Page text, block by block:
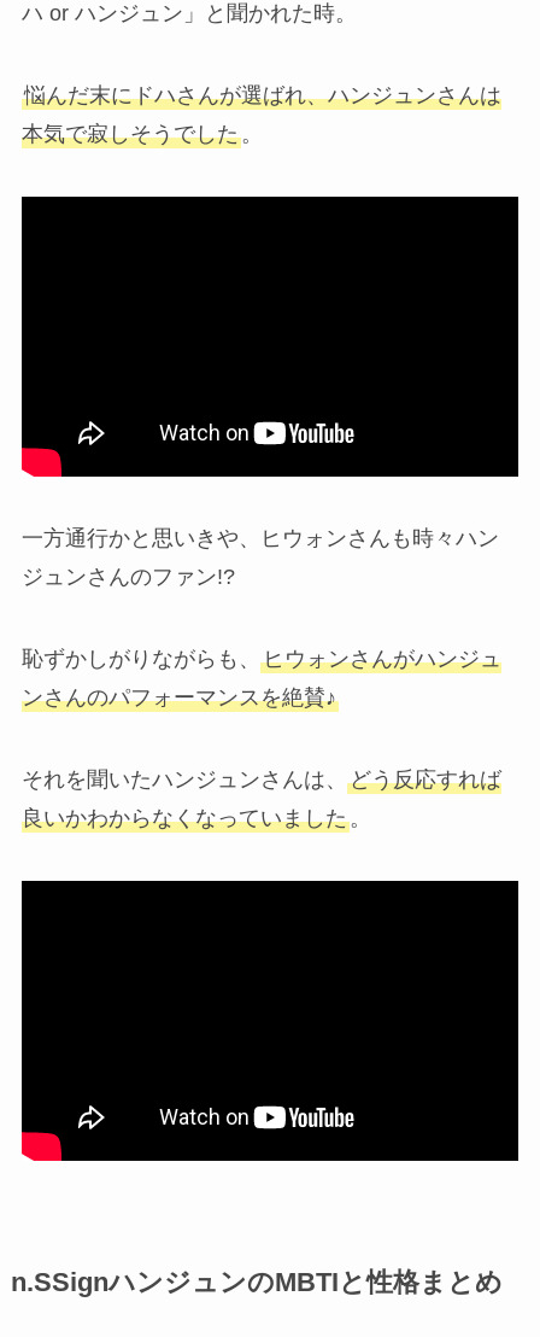
ハ or ハンジュン」と聞かれた時。
悩んだ末にドハさんが選ばれ、ハンジュンさんは
本気で寂しそうでした。
一方通行かと思いきや、ヒウォンさんも時々ハン
ジュンさんのファン!?
恥ずかしがりながらも、 ヒウォンさんがハンジュ
ンさんのパフォーマンスを絶賛♪
それを聞いたハンジュンさんは、 どう反応すれば
良いかわからなくなっていました。
n.SSignハンジュンのMBTIと性格まとめ